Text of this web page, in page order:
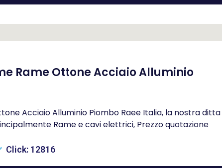
Rame Ottone Acciaio Alluminio
Acciaio Alluminio Piombo Raee Italia, la nostra ditta
Rame e cavi elettrici, Prezzo quotazione
Click: 12816